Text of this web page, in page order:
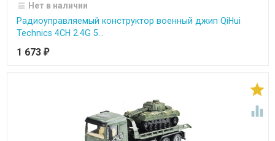
Нет в наличии
Радиоуправляемый конструктор военный джип QiHui
Technics 4CH 2.4G 5...
1 673 ₽

